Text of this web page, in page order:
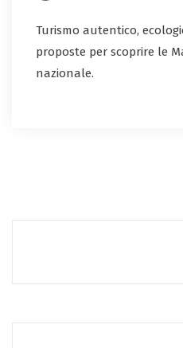
Turismo autentico,
proposte per scoprire le
nazionale.